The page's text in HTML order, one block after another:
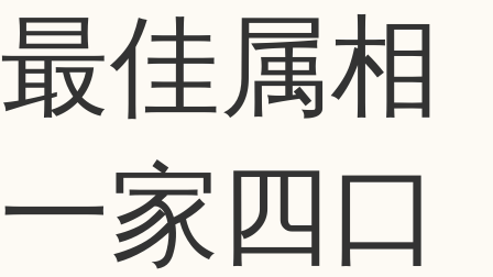
最佳属相
一家四口